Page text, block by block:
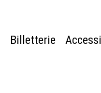
Billetterie